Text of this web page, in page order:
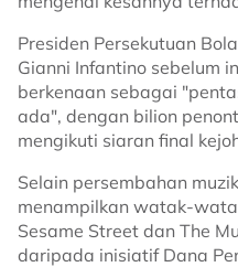
Presiden Persekutuan
Gianni Infantino sebelum
berkenaan sebagai
ada", dengan bilion
mengikuti siaran final
Selain persembahan
menampilkan watak-
Sesame Street dan The
daripada inisiatif Dana